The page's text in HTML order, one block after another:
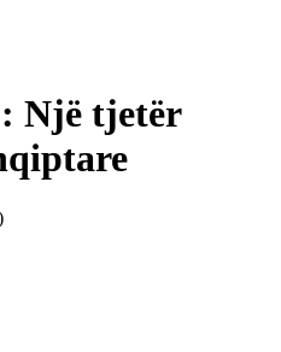
Një tjetër